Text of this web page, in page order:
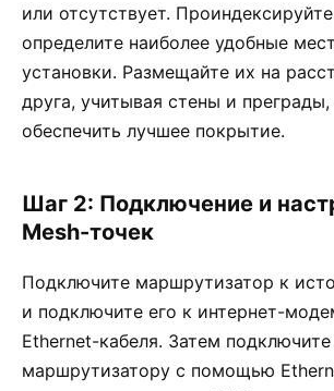
или отсутствует.
определите наиболее удобные
установки. Размещайте их на
друга, учитывая стены и
обеспечить лучшее покрытие.
Шаг 2: Подключение и
Mesh-точек
Подключите маршрутизатор к
и подключите его к интернет-
Ethernet-кабеля. Затем
маршрутизатору с помощью